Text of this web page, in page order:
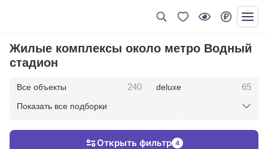
Жилые комплексы около метро Водный
стадион
Все объекты 240 deluxe 65
123 клубные дома
Показать все подборки
Открыть фильтр 4